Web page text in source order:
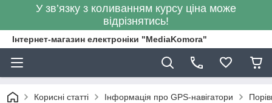
У зв’язку з коливанням курсу ціна може
відрізнятись!
Інтернет-магазин електроніки "MediaKomora"
Корисні статті Інформація про GPS-навігатори